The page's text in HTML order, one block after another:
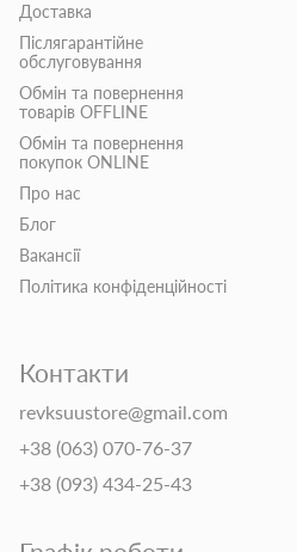
Доставка
Післягарантійне
обслуговування
Обмін та повернення
товарів OFFLINE
Обмін та повернення
покупок ONLINE
Про нас
Блог
Вакансії
Політика конфіденційності
Контакти
revksuustore@gmail.com
+38 (063) 070-76-37
+38 (093) 434-25-43